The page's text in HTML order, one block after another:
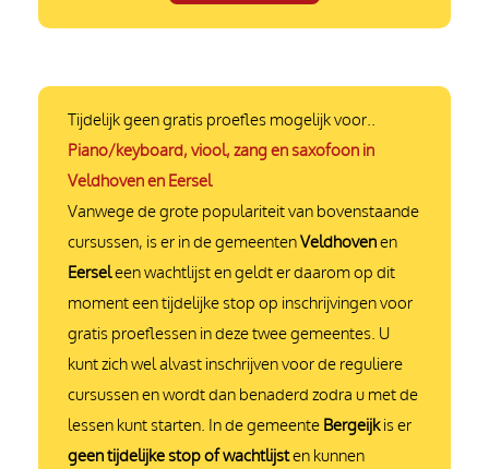
Tijdelijk geen gratis proefles mogelijk voor..
Piano/keyboard, viool, zang en saxofoon in
Veldhoven en Eersel
Vanwege de grote populariteit van bovenstaande
cursussen, is er in de gemeentenVeldhovenen
Eerseleen wachtlijst en geldt er daarom op dit
moment een tijdelijke stop op inschrijvingen voor
gratis proeflessen in deze twee gemeentes. U
kunt zich wel alvast inschrijven voor de reguliere
cursussen en wordt dan benaderd zodra u met de
lessen kunt starten. In de gemeente Bergeijkis er
geen tijdelijke stop of wachtlijsten kunnen